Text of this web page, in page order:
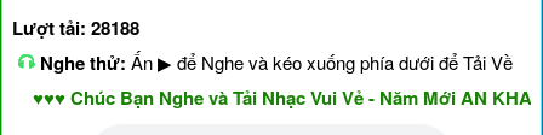
Lượt tải: 28188
Nghe thử: Ấn ▶ để Nghe và kéo xuống phía dưới để Tải Về
♥♥♥ Chúc Bạn Nghe và Tải Nhạc Vui Vẻ - Năm Mới AN